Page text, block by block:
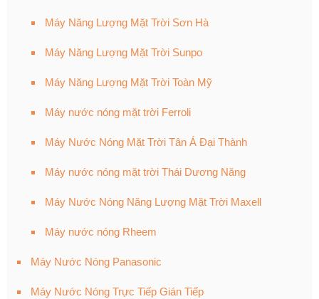
Máy Năng Lượng Mặt Trời Sơn Hà
Máy Năng Lượng Mặt Trời Sunpo
Máy Năng Lượng Mặt Trời Toàn Mỹ
Máy nước nóng mặt trời Ferroli
Máy Nước Nóng Mặt Trời Tân Á Đại Thành
Máy nước nóng mặt trời Thái Dương Năng
Máy Nước Nóng Năng Lượng Mặt Trời Maxell
Máy nước nóng Rheem
Máy Nước Nóng Panasonic
Máy Nước Nóng Trực Tiếp Gián Tiếp